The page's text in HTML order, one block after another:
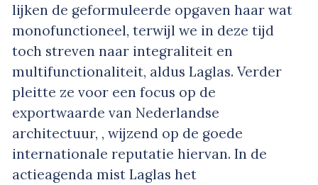
lijken de geformuleerde opgaven haar wat
monofunctioneel, terwijl we in deze tijd
toch streven naar integraliteit en
multifunctionaliteit, aldus Laglas. Verder
pleitte ze voor een focus op de
exportwaarde van Nederlandse
architectuur, , wijzend op de goede
internationale reputatie hiervan. In de
actieagenda mist Laglas het